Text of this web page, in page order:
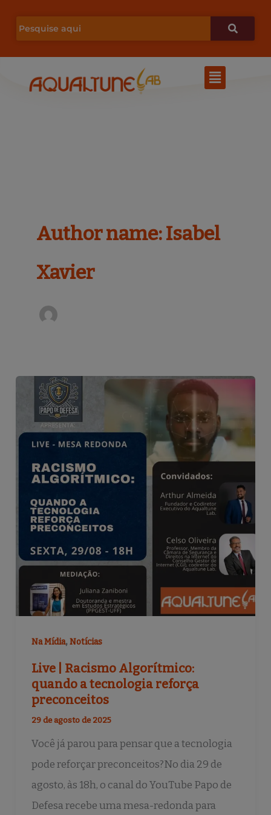
para
Menu
Author name: Isabel
Xavier
Na Mídia,Notícias
Live | Racismo Algorítmico:
quando a tecnologia reforça
preconceitos
29 de agosto de 2025
Você já parou para pensar que a tecnologia
pode reforçar preconceitos?No dia 29 de
agosto, às 18h, o canal do YouTube Papo de
Defesa recebe uma mesa-redonda para